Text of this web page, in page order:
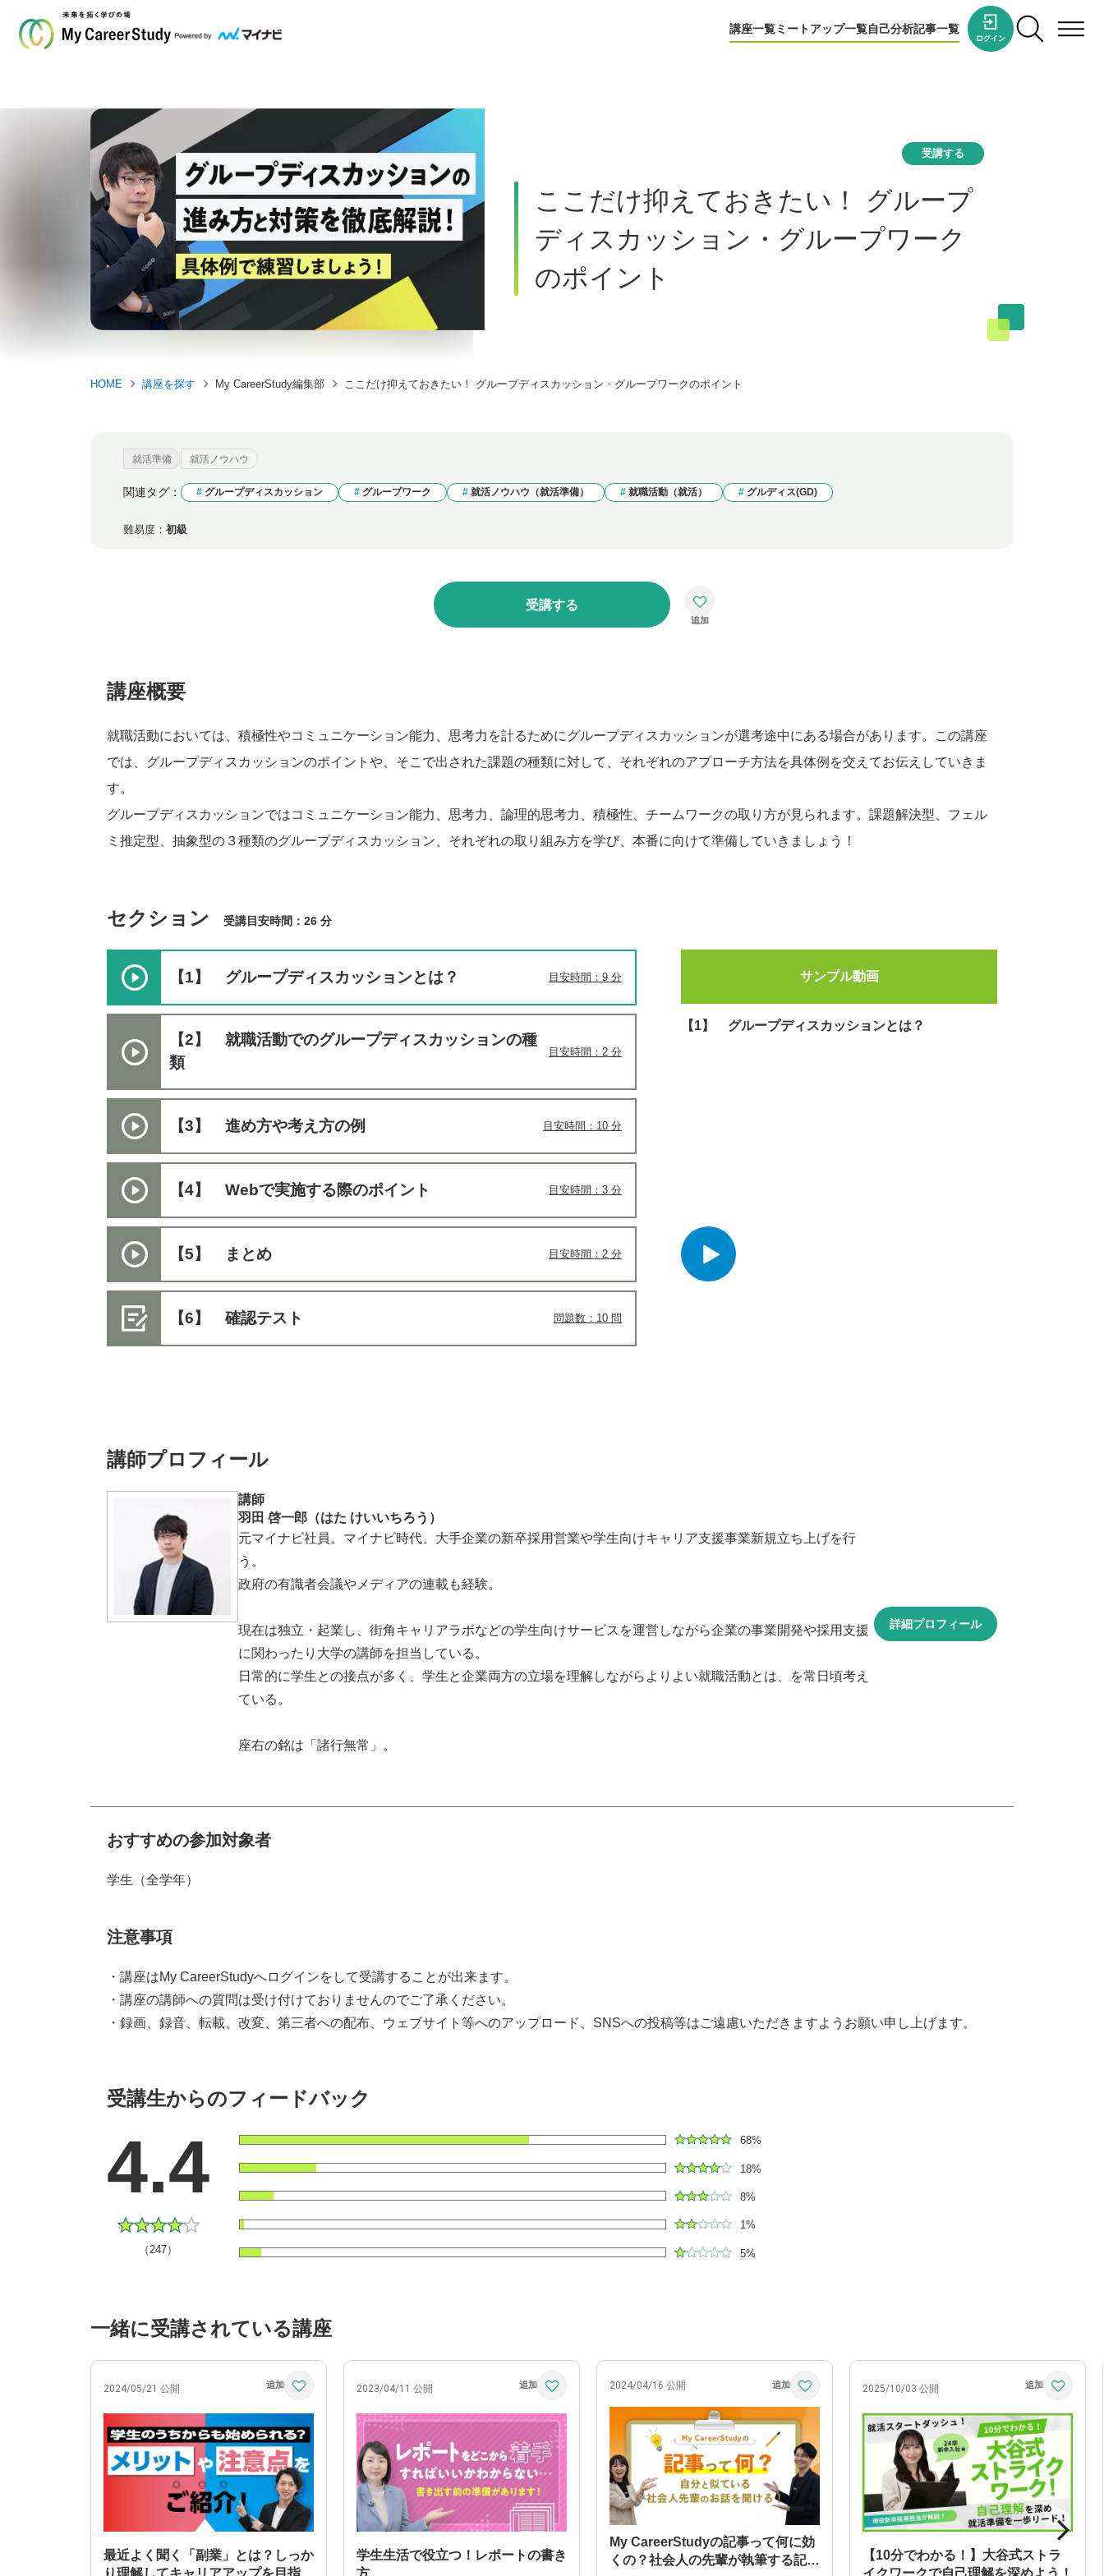
講座一覧ミートアップ一覧自己分析記事一覧
受講する
ここだけ抑えておきたい！ グループ
ディスカッション・グループワーク
のポイント
HOME 講座を探す My CareerStudy編集部 ここだけ抑えておきたい！ グループディスカッション・グループワークのポイント
就活準備 就活ノウハウ
関連タグ： グループディスカッション グループワーク 就活ノウハウ（就活準備） 就職活動（就活） グルディス(GD)
難易度： 初級
受講する
講座概要
就職活動においては、積極性やコミュニケーション能力、思考力を計るためにグループディスカッションが選考途中にある場合があります。この講座
では、グループディスカッションのポイントや、そこで出された課題の種類に対して、それぞれのアプローチ方法を具体例を交えてお伝えしていきま
す。
グループディスカッションではコミュニケーション能力、思考力、論理的思考力、積極性、チームワークの取り方が見られます。課題解決型、フェル
ミ推定型、抽象型の３種類のグループディスカッション、それぞれの取り組み方を学び、本番に向けて準備していきましょう！
セクション 受講目安時間：26 分
【1】 グループディスカッションとは？ 目安時間：9 分
【2】 就職活動でのグループディスカッションの種
類
目安時間：2 分
【3】 進め方や考え方の例 目安時間：10 分
【4】 Webで実施する際のポイント 目安時間：3 分
【5】 まとめ 目安時間：2 分
【6】 確認テスト 問題数：10 問
サンプル動画
【1】 グループディスカッションとは？
講師プロフィール
講師
羽田 啓一郎（はた けいいちろう）
元マイナビ社員。マイナビ時代、大手企業の新卒採用営業や学生向けキャリア支援事業新規立ち上げを行
う。
政府の有識者会議やメディアの連載も経験。
現在は独立・起業し、街角キャリアラボなどの学生向けサービスを運営しながら企業の事業開発や採用支援
に関わったり大学の講師を担当している。
日常的に学生との接点が多く、学生と企業両方の立場を理解しながらよりよい就職活動とは、を常日頃考え
ている。
座右の銘は「諸行無常」。
詳細プロフィール
おすすめの参加対象者
学生（全学年）
注意事項
・講座はMy CareerStudyへログインをして受講することが出来ます。
・講座の講師への質問は受け付けておりませんのでご了承ください。
・録画、録音、転載、改変、第三者への配布、ウェブサイト等へのアップロード、SNSへの投稿等はご遠慮いただきますようお願い申し上げます。
受講生からのフィードバック
4.4
（247）
68%
18%
8%
1%
5%
一緒に受講されている講座
2024/05/21 公開
最近よく聞く「副業」とは？しっか
2023/04/11 公開
学生生活で役立つ！レポートの書き
2024/04/16 公開
My CareerStudyの記事って何に効
くの？社会人の先輩が執筆する記事
2025/10/03 公開
【10分でわかる！】大谷式ストラ